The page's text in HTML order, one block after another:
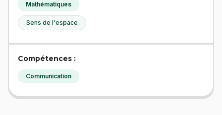
Mathématiques
Sens de l'espace
Compétences :
Communication